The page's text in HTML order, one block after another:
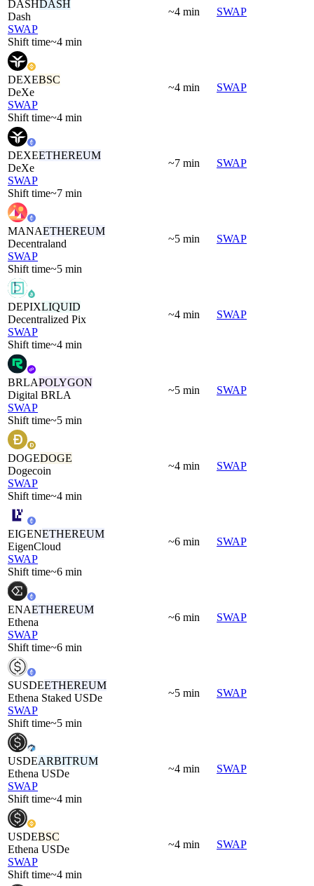
DASHDASH
Dash
SWAP
Shift time~4 min
~4 min SWAP
DEXEBSC
DeXe
SWAP
Shift time~4 min
~4 min SWAP
DEXEETHEREUM
DeXe
SWAP
Shift time~7 min
~7 min SWAP
MANAETHEREUM
Decentraland
SWAP
Shift time~5 min
~5 min SWAP
DEPIXLIQUID
Decentralized Pix
SWAP
Shift time~4 min
~4 min SWAP
BRLAPOLYGON
Digital BRLA
SWAP
Shift time~5 min
~5 min SWAP
DOGEDOGE
Dogecoin
SWAP
Shift time~4 min
~4 min SWAP
EIGENETHEREUM
EigenCloud
SWAP
Shift time~6 min
~6 min SWAP
ENAETHEREUM
Ethena
SWAP
Shift time~6 min
~6 min SWAP
SUSDEETHEREUM
Ethena Staked USDe
SWAP
Shift time~5 min
~5 min SWAP
USDEARBITRUM
Ethena USDe
SWAP
Shift time~4 min
~4 min SWAP
USDEBSC
Ethena USDe
SWAP
Shift time~4 min
~4 min SWAP